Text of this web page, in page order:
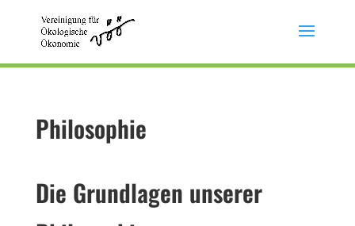
Philosophie
Die Grundlagen unserer